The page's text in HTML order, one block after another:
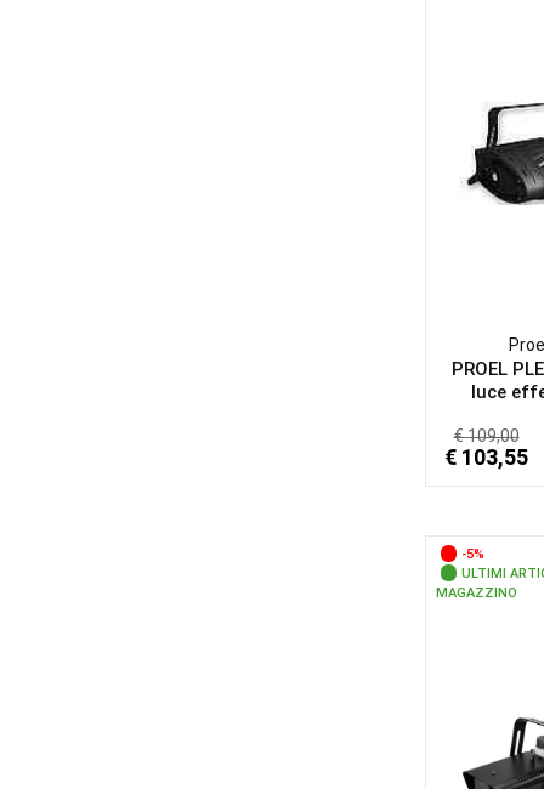
Proel
PROEL
luce
€ 109,00
€ 103,55
-5%
ULTIMI
MAGAZZINO